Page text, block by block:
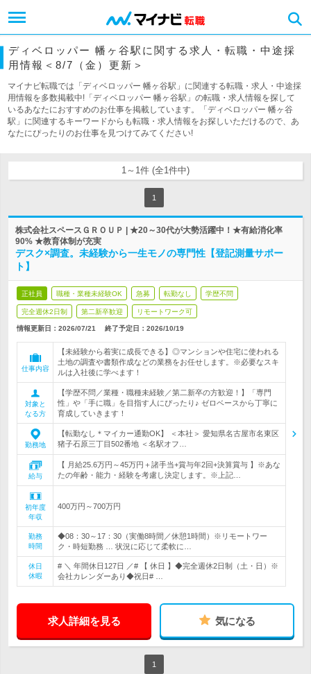
ディベロッパー 幡ヶ谷駅に関する求人・転職・中途採
用情報＜8/7（金）更新＞
マイナビ転職では「ディベロッパー 幡ヶ谷駅」に関連する転職・求人・中途採
用情報を多数掲載中!「ディベロッパー 幡ヶ谷駅」の転職・求人情報を探して
いるあなたにおすすめのお仕事を掲載しています。「ディベロッパー 幡ヶ谷
駅」に関連するキーワードからも転職・求人情報をお探しいただけるので、あ
なたにぴったりのお仕事を見つけてみてください!
1～1件 (全1件中)
1
株式会社スペースＧＲＯＵＰ | ★20～30代が大勢活躍中！★有給消化率
90% ★教育体制が充実
デスク×調査。未経験から一生モノの専門性【登記測量サポー
ト】
正社員 職種・業種未経験OK 急募 転勤なし 学歴不問
完全週休2日制 第二新卒歓迎 リモートワーク可
情報更新日：2026/07/21 終了予定日： 2026/10/19
仕事内容
【未経験から着実に成長できる】◎マンションや住宅に使われる
土地の調査や書類作成などの業務をお任せします。※必要なスキ
ルは入社後に学べます！
対象と
なる方
【学歴不問／業種・職種未経験／第二新卒の方歓迎！】「専門
性」や「手に職」を目指す人にぴったり♪ ゼロベースから丁寧に
育成していきます！
勤務地
【転勤なし＊マイカー通勤OK】 ＜本社＞ 愛知県名古屋市名東区
猪子石原三丁目502番地 ＜名駅オフ…
給与
【 月給25.6万円～45万円＋諸手当+賞与年2回+決算賞与 】※あな
たの年齢・能力・経験を考慮し決定します。※上記…
初年度
年収
400万円～700万円
勤務
時間
◆08：30～17：30（実働8時間／休憩1時間）※リモートワー
ク・時短勤務 … 状況に応じて柔軟に…
休日
休暇
# ＼ 年間休日127日 ／# 【 休日 】◆完全週休2日制（土・日）※
会社カレンダーあり◆祝日# …
求人詳細を見る 気になる
1